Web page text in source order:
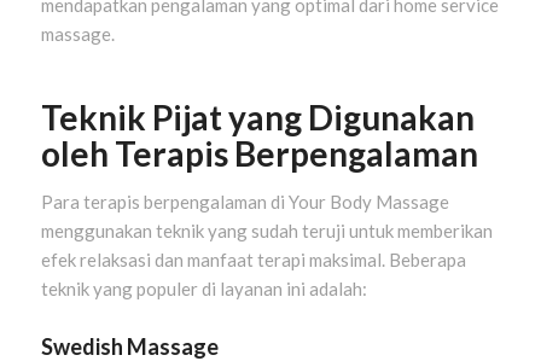
mendapatkan pengalaman yang optimal dari home service
massage.
Teknik Pijat yang Digunakan
oleh Terapis Berpengalaman
Para terapis berpengalaman di Your Body Massage
menggunakan teknik yang sudah teruji untuk memberikan
efek relaksasi dan manfaat terapi maksimal. Beberapa
teknik yang populer di layanan ini adalah:
Swedish Massage